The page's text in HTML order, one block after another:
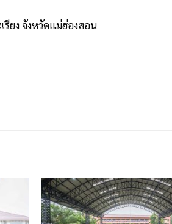
รียง จังหวัดแม่ฮ่องสอน